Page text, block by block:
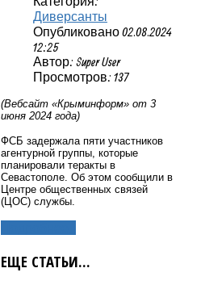
Диверсанты
Опубликовано 02.08.2024
12:25
Автор: Super User
Просмотров: 137
(Вебсайт «Крыминформ» от 3
июня 2024 года)
ФСБ задержала пяти участников
агентурной группы, которые
планировали теракты в
Севастополе. Об этом сообщили в
Центре общественных связей
(ЦОС) службы.
ЕЩЕ СТАТЬИ...